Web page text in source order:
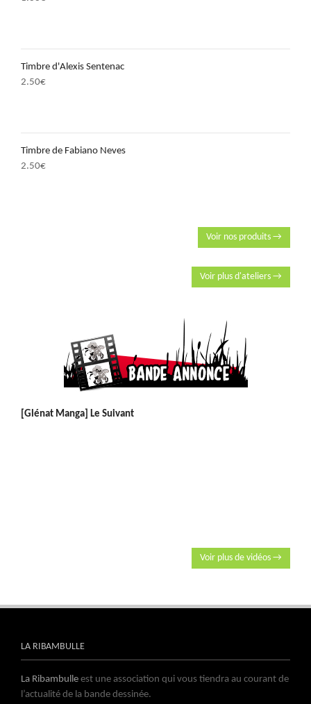
Timbre d'Alexis Sentenac
2.50€
Timbre de Fabiano Neves
2.50€
Voir nos produits →
Voir plus d'ateliers →
[Glénat Manga] Le Suivant
Voir plus de vidéos →
LA RIBAMBULLE
La Ribambulle est une association qui vous tiendra au courant de
l’actualité de la bande dessinée.